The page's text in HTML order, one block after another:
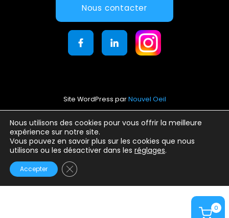
0
Nous utilisons des cookies pour vous offrir la meilleure
expérience sur notre site.
Vous pouvez en savoir plus sur les cookies que nous
utilisons ou les désactiver dans les réglages.
Accepter Fermer la bannière des cookies GDPR
Nous contacter
Site WordPress parNouvel Oeil
Mentions légales
Conditions générales d’utilisation
Politique de confidentialité